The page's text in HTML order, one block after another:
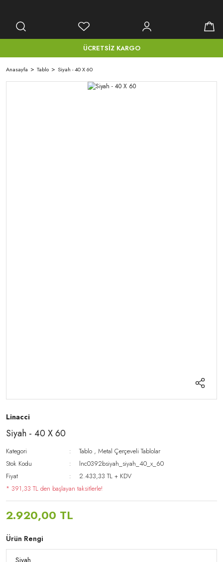
ÜCRETSİZ KARGO
Anasayfa Tablo Siyah - 40 X 60
Linacci
Siyah - 40 X 60
Kategori Tablo ,Metal Çerçeveli Tablolar
Stok Kodu
lnc0392bsiyah_siyah_40_x_60
Fiyat
2.433,33 TL + KDV
* 391,33 TL den başlayan taksitlerle!
2.920,00 TL
Ürün Rengi